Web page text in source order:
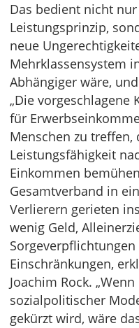
Das bedient nicht
Leistungsprinzip,
neue
Mehrklassensystem
Abhängiger wäre,
„Die vorgeschlagene
für
Menschen zu
Leistungsfähigkeit
Einkommen
Gesamtverband in
Verlierern gerieten
wenig Geld,
Einschränkungen,
Joachim Rock.
sozialpolitischer
gekürzt wird, wäre